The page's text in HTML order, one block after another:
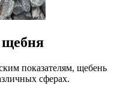
показателям, щебень
сферах.